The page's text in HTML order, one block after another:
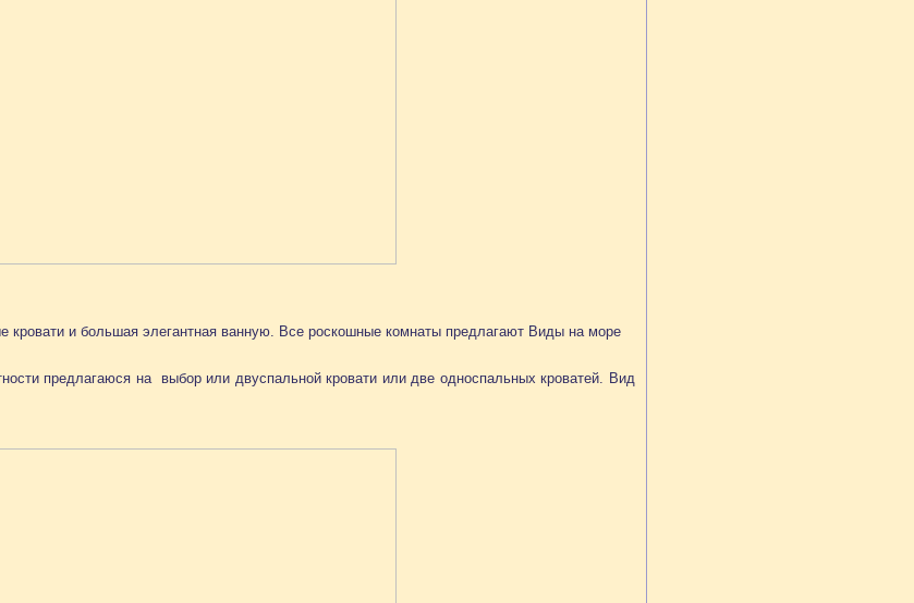
кровати и большая элегантная ванную. Все роскошные комнаты предлагают Виды на море
предлагаюся на выбор или двуспальной кровати или две односпальных кроватей. Вид